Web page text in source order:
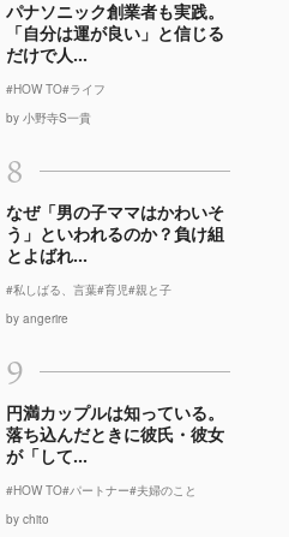
パナソニック創業者も実践。
「自分は運が良い」と信じる
だけで人...
#HOW TO#ライフ
by 小野寺S一貴
8
なぜ「男の子ママはかわいそ
う」といわれるのか？負け組
とよばれ...
#私しばる、言葉#育児#親と子
by angerire
9
円満カップルは知っている。
落ち込んだときに彼氏・彼女
が「して...
#HOW TO#パートナー#夫婦のこと
by chito